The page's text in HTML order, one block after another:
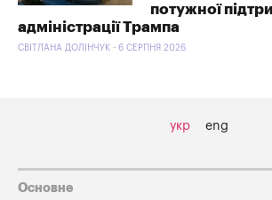
потужної
адміністрації Трампа
СВІТЛАНА ДОЛІНЧУК - 6 СЕРПНЯ 2026
укр eng
Основне